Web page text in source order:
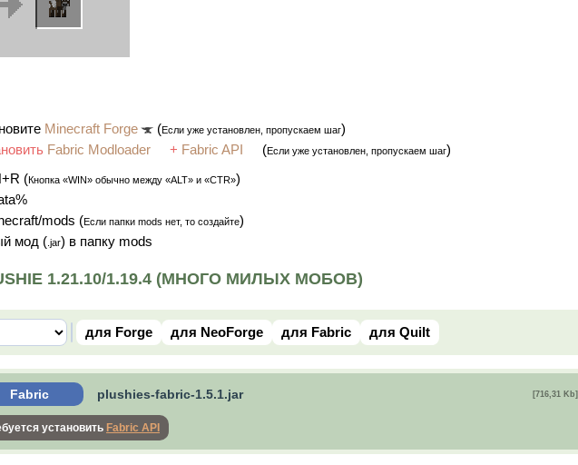
Minecraft Forge (Если уже установлен, пропускаем шаг)
Fabric Modloader + Fabric API (Если уже установлен, пропускаем шаг)
(Кнопка «WIN» обычно между «ALT» и «CTR»)
mods (Если папки mods нет, то создайте)
мод ( .jar) в папку mods
1.21.10/1.19.4 (МНОГО МИЛЫХ МОБОВ)
для Forge для NeoForge для Fabric для Quilt
Fabric plushies-fabric-1.5.1.jar [716,31 Kb]
установить Fabric API